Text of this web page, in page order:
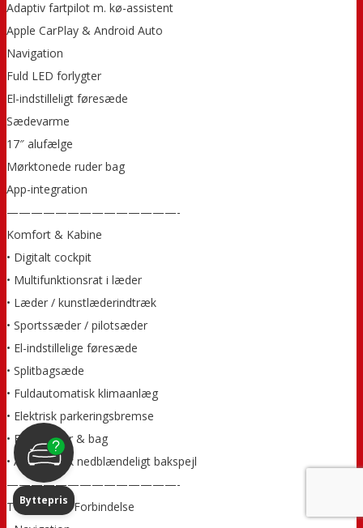
Adaptiv fartpilot m. kø-assistent
Apple CarPlay & Android Auto
Navigation
Fuld LED forlygter
El-indstilleligt føresæde
Sædevarme
17″ alufælge
Mørktonede ruder bag
App-integration
——————————————-
Komfort & Kabine
• Digitalt cockpit
• Multifunktionsrat i læder
• Læder / kunstlæderindtræk
• Sportssæder / pilotsæder
• El-indstillelige føresæde
• Splitbagsæde
• Fuldautomatisk klimaanlæg
• Elektrisk parkeringsbremse
• El-ruder for & bag
• Automatisk nedblændeligt bakspejl
——————————————-
Teknologi & Forbindelse
Byttepris